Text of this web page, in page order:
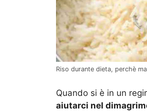
Riso durante dieta, perchè
Quando si è in un
aiutarci nel